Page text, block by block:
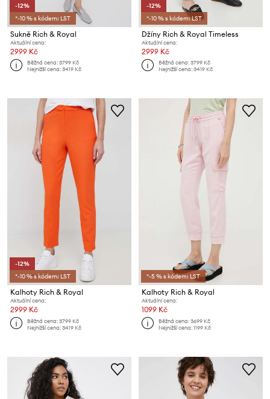
-12%
*-10 % s kódem: LST
Sukně Rich & Royal
Aktuální cena:
2999 Kč
Běžná cena:3799 Kč
Nejnižší cena:3419 Kč
-12%
*-10 % s kódem: LST
Džíny Rich & Royal Timeless
Aktuální cena:
2999 Kč
Běžná cena:3799 Kč
Nejnižší cena:3419 Kč
-12%
*-10 % s kódem: LST
Kalhoty Rich & Royal
Aktuální cena:
2999 Kč
Běžná cena:3799 Kč
Nejnižší cena:3419 Kč
*-5 % s kódem: LST
Kalhoty Rich & Royal
Aktuální cena:
1099 Kč
Běžná cena:3699 Kč
Nejnižší cena:1199 Kč